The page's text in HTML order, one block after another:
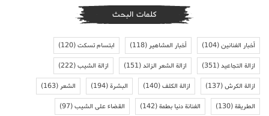
كلمات البحث
أخبار الفنانين(104) أخبار المشاهير(118) ابتسام تسكت(120)
ازالة التجاعيد(351) ازالة الشعر الزائد(151) ازالة الشيب(222)
ازالة الكرش(137) ازالة الكلف(140) البشرة(194) الشعر(163)
الطريقة(130) الفنانة دنيا بطمة(142) القضاء على الشيب(97)